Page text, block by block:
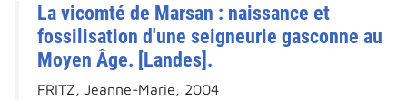
La vicomté de Marsan : naissance et
fossilisation d'une seigneurie gasconne au
Moyen Âge. [Landes].
FRITZ, Jeanne-Marie, 2004